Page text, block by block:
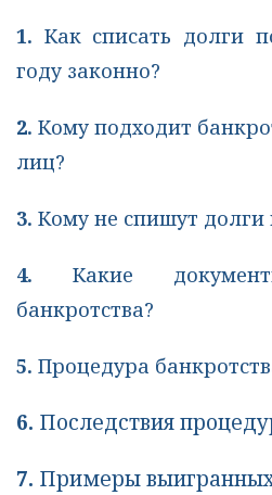
1. Как списать долги
году законно?
2. Кому подходит
лиц?
3. Кому не спишут долги
4. Какие
банкротства?
5. Процедура
6. Последствия
7. Примеры